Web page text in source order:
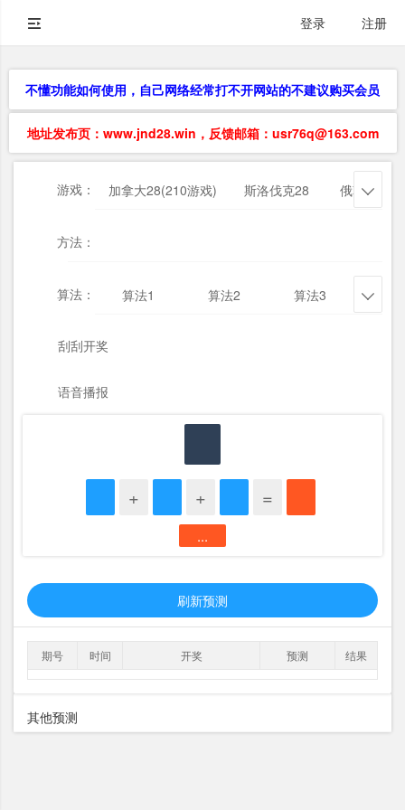
登录 注册
不懂功能如何使用，自己网络经常打不开网站的不建议购买会员
地址发布页：www.jnd28.win，反馈邮箱：usr76q@163.com
游戏： 加拿大28(210游戏) 斯洛伐克28 俄勒冈28

方法：
算法： 算法1 算法2 算法3 
刮刮开奖
语音播报
+ + =
...
刷新预测
期号 时间 开奖 预测 结果
其他预测